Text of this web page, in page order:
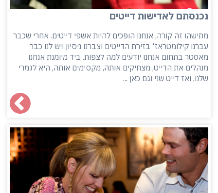
נכנסתם לאדישות דייטים
מתישהו זה קורה, אנחנו הופכים להיות אשפי דייטים. אחרי שכבר
עברנו קילומטראז' בזירת הדייטים וצברנו ניסיון ויש לנו כבר
מאסטר בתחום אנחנו יודעים למה לצפות. ביד מיומנת אנחנו
מנהלים את הדייט, מצחיקים אותה, מקסימים אותה, היא לגמרי
שלנו, ואז דייט שני וגם כאן ...